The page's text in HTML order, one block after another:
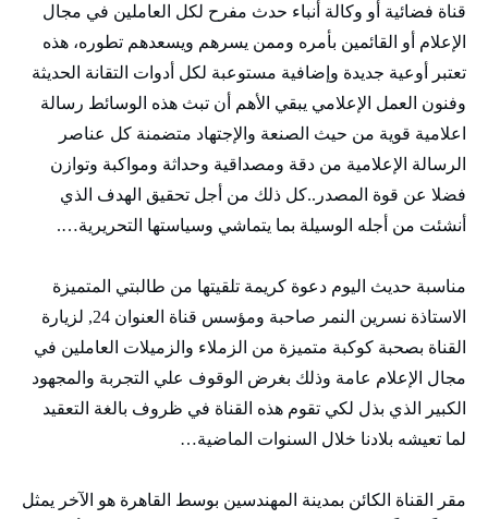
قناة فضائية أو وكالة أنباء حدث مفرح لكل العاملين في مجال
الإعلام أو القائمين بأمره وممن يسرهم ويسعدهم تطوره، هذه
تعتبر أوعية جديدة وإضافية مستوعبة لكل أدوات التقانة الحديثة
وفنون العمل الإعلامي يبقي الأهم أن تبث هذه الوسائط رسالة
اعلامية قوية من حيث الصنعة والإجتهاد متضمنة كل عناصر
الرسالة الإعلامية من دقة ومصداقية وحداثة ومواكبة وتوازن
فضلا عن قوة المصدر..كل ذلك من أجل تحقيق الهدف الذي
أنشئت من أجله الوسيلة بما يتماشي وسياستها التحريرية….
مناسبة حديث اليوم دعوة كريمة تلقيتها من طالبتي المتميزة
الاستاذة نسرين النمر صاحبة ومؤسس قناة العنوان 24, لزيارة
القناة بصحبة كوكبة متميزة من الزملاء والزميلات العاملين في
مجال الإعلام عامة وذلك بغرض الوقوف علي التجربة والمجهود
الكبير الذي بذل لكي تقوم هذه القناة في ظروف بالغة التعقيد
لما تعيشه بلادنا خلال السنوات الماضية…
مقر القناة الكائن بمدينة المهندسين بوسط القاهرة هو الآخر يمثل